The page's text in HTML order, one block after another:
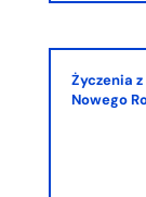
Życzenia
Nowego